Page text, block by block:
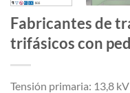
Fabricantes de
trifásicos con
Tensión primaria: 13,8